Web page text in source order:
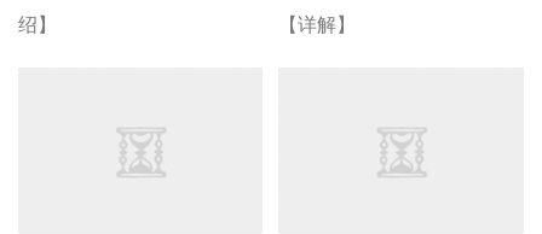
绍】
【详解】